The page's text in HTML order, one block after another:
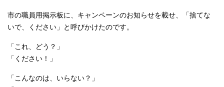
市の職員用掲示板に、キャンペーンのお知らせを載せ、「捨てな
いで、ください」と呼びかけたのです。
「これ、どう？」
「ください！」
「こんなのは、いらない？」